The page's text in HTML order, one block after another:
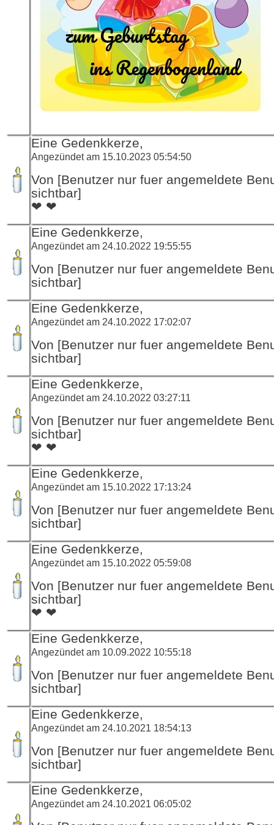
Eine Gedenkkerze,
Angezündet am 15.10.2023 05:54:50
Von [Benutzer nur fuer angemeldete
sichtbar]
❤ ❤
Eine Gedenkkerze,
Angezündet am 24.10.2022 19:55:55
Von [Benutzer nur fuer angemeldete
sichtbar]
Eine Gedenkkerze,
Angezündet am 24.10.2022 17:02:07
Von [Benutzer nur fuer angemeldete
sichtbar]
Eine Gedenkkerze,
Angezündet am 24.10.2022 03:27:11
Von [Benutzer nur fuer angemeldete
sichtbar]
❤ ❤
Eine Gedenkkerze,
Angezündet am 15.10.2022 17:13:24
Von [Benutzer nur fuer angemeldete
sichtbar]
Eine Gedenkkerze,
Angezündet am 15.10.2022 05:59:08
Von [Benutzer nur fuer angemeldete
sichtbar]
❤ ❤
Eine Gedenkkerze,
Angezündet am 10.09.2022 10:55:18
Von [Benutzer nur fuer angemeldete
sichtbar]
Eine Gedenkkerze,
Angezündet am 24.10.2021 18:54:13
Von [Benutzer nur fuer angemeldete
sichtbar]
Eine Gedenkkerze,
Angezündet am 24.10.2021 06:05:02